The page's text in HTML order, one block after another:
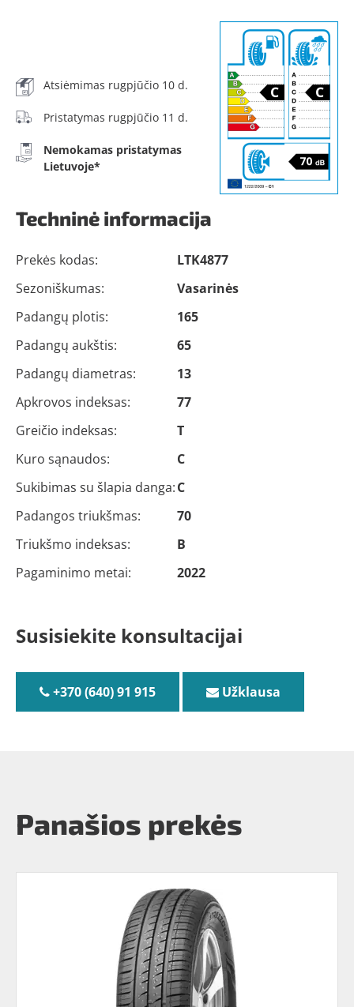
Atsiėmimas rugpjūčio 10 d.
Pristatymas rugpjūčio 11 d.
Nemokamas pristatymas
Lietuvoje*
Techninė informacija
Prekės kodas:
LTK4877
Sezoniškumas:
Vasarinės
Padangų plotis:
165
Padangų aukštis:
65
Padangų diametras:
13
Apkrovos indeksas:
77
Greičio indeksas:
T
Kuro sąnaudos:
C
Sukibimas su šlapia danga:C
Padangos triukšmas:
70
Triukšmo indeksas:
B
Pagaminimo metai:
2022
Susisiekite konsultacijai
+370 (640) 91 915 Užklausa
Panašios prekės